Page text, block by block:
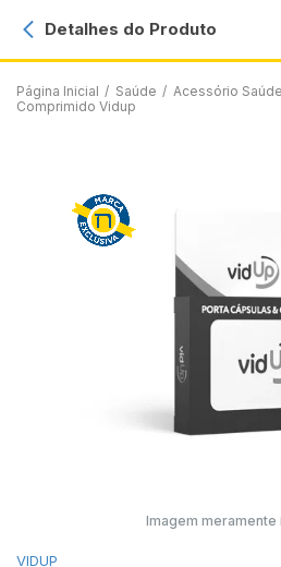
Página Inicial / Saúde / Acessório Saúde
Comprimido Vidup
Detalhes do Produto
Imagem meramente
VIDUP